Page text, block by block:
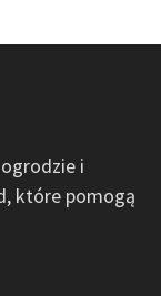
i
które pomogą